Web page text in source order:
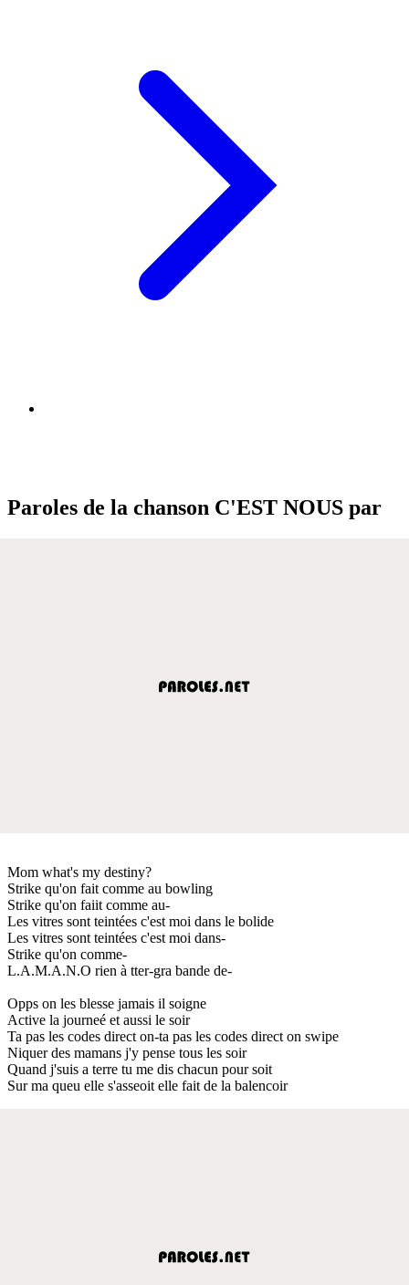
Paroles de la chanson C'EST NOUS par
Mom what's my destiny?
Strike qu'on fait comme au bowling
Strike qu'on faiit comme au-
Les vitres sont teintées c'est moi dans le bolide
Les vitres sont teintées c'est moi dans-
Strike qu'on comme-
L.A.M.A.N.O rien à tter-gra bande de-
Opps on les blesse jamais il soigne
Active la journeé et aussi le soir
Ta pas les codes direct on-ta pas les codes direct on swipe
Niquer des mamans j'y pense tous les soir
Quand j'suis a terre tu me dis chacun pour soit
Sur ma queu elle s'asseoit elle fait de la balencoir